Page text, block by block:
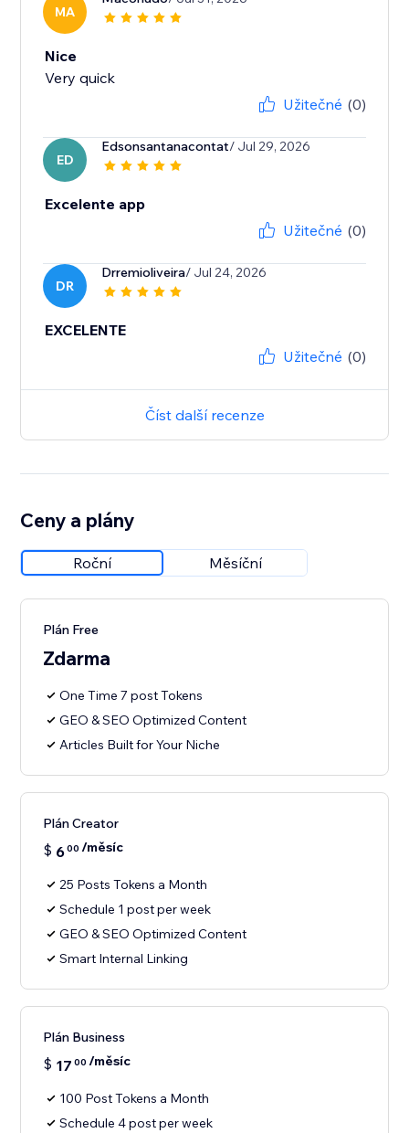
MA
Nice
Very quick
Užitečné (0)
ED
Edsonsantanacontat/ Jul 29, 2026
Excelente app
Užitečné (0)
DR
Drremioliveira/ Jul 24, 2026
EXCELENTE
Užitečné (0)
Číst další recenze
Ceny a plány
Roční Měsíční
Plán Free
Zdarma
One Time 7 post Tokens
GEO & SEO Optimized Content
Articles Built for Your Niche
Plán Creator
$ 600 /měsíc
25 Posts Tokens a Month
Schedule 1 post per week
GEO & SEO Optimized Content
Smart Internal Linking
Plán Business
$ 17 00 /měsíc
100 Post Tokens a Month
Schedule 4 post per week